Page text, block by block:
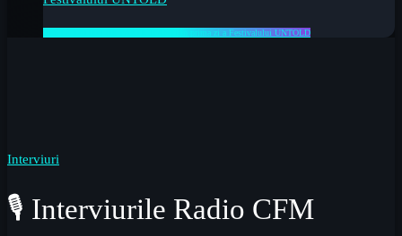
PESTE 120.000 DE PARTICIPANȚI în prima zi a Festivalului UNTOLD
Interviuri
🎙 Interviurile Radio CFM